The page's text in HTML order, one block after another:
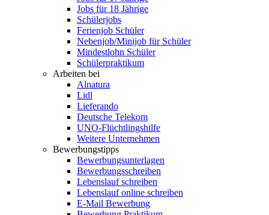
Jobs für 18 Jährige
Schülerjobs
Ferienjob Schüler
Nebenjob/Minijob für Schüler
Mindestlohn Schüler
Schülerpraktikum
Arbeiten bei
Alnatura
Lidl
Lieferando
Deutsche Telekom
UNO-Flüchtlingshilfe
Weitere Unternehmen
Bewerbungstipps
Bewerbungsunterlagen
Bewerbungsschreiben
Lebenslauf schreiben
Lebenslauf online schreiben
E-Mail Bewerbung